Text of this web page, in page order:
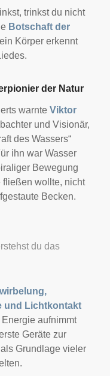
trinkst du nicht
Botschaft der
Körper erkennt
der Natur
warnte Viktor
und Visionär,
des Wassers“
ihn war Wasser
Bewegung
fließen wollte, nicht
Becken.
du das
und Lichtkontakt
aufnimmt
Geräte zur
Grundlage vieler